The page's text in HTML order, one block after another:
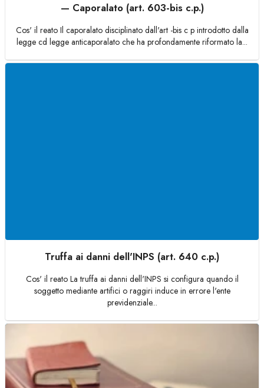
— Caporalato (art. 603-bis c.p.)
Cos' il reato Il caporalato disciplinato dall'art -bis c p introdotto dalla
legge cd legge anticaporalato che ha profondamente riformato la...
Truffa ai danni dell'INPS (art. 640 c.p.)
Cos' il reato La truffa ai danni dell'INPS si configura quando il
soggetto mediante artifici o raggiri induce in errore l'ente
previdenziale...